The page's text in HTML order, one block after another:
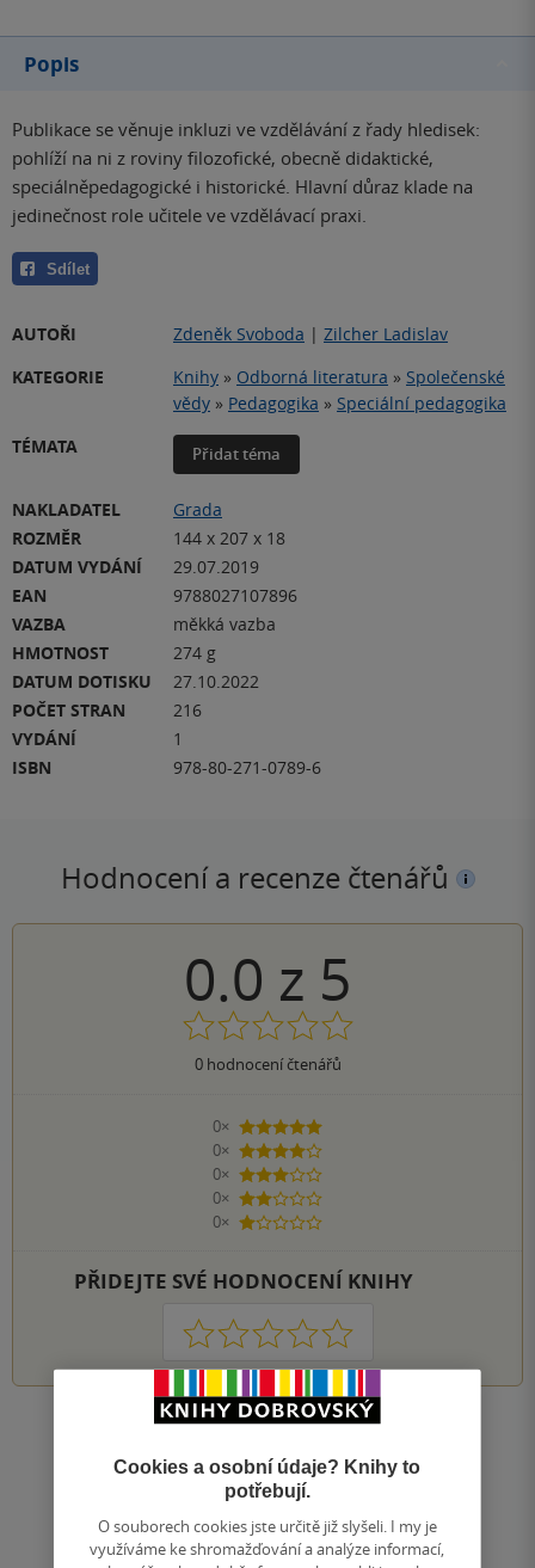
Popis
Publikace se věnuje inkluzi ve vzdělávání z řady hledisek:
pohlíží na ni z roviny filozofické, obecně didaktické,
speciálněpedagogické i historické. Hlavní důraz klade na
jedinečnost role učitele ve vzdělávací praxi.
Sdílet
AUTOŘI Zdeněk Svoboda | Zilcher Ladislav
KATEGORIE
Knihy » Odborná literatura » Společenské
vědy » Pedagogika » Speciální pedagogika
TÉMATA
Přidat téma
NAKLADATEL
Grada
ROZMĚR
144 x 207 x 18
DATUM VYDÁNÍ
29.07.2019
EAN
9788027107896
VAZBA
měkká vazba
HMOTNOST
274 g
DATUM DOTISKU
27.10.2022
POČET STRAN
216
VYDÁNÍ
1
ISBN
978-80-271-0789-6
Hodnocení a recenze čtenářů
0.0 z 5
0hodnocení čtenářů
0×
5 hvězdiček
0×
4 hvězdičky
0×
3 hvězdičky
0×
2 hvězdičky
0×
1 hvezdička
PŘIDEJTE SVÉ HODNOCENÍ KNIHY
1 2 3 4 5
Zobrazit všechna hodnocení
Přidat hodnocení
Cookies a osobní údaje? Knihy to
potřebují.
O souborech cookies jste určitě již slyšeli. I my je
využíváme ke shromažďování a analýze informací,